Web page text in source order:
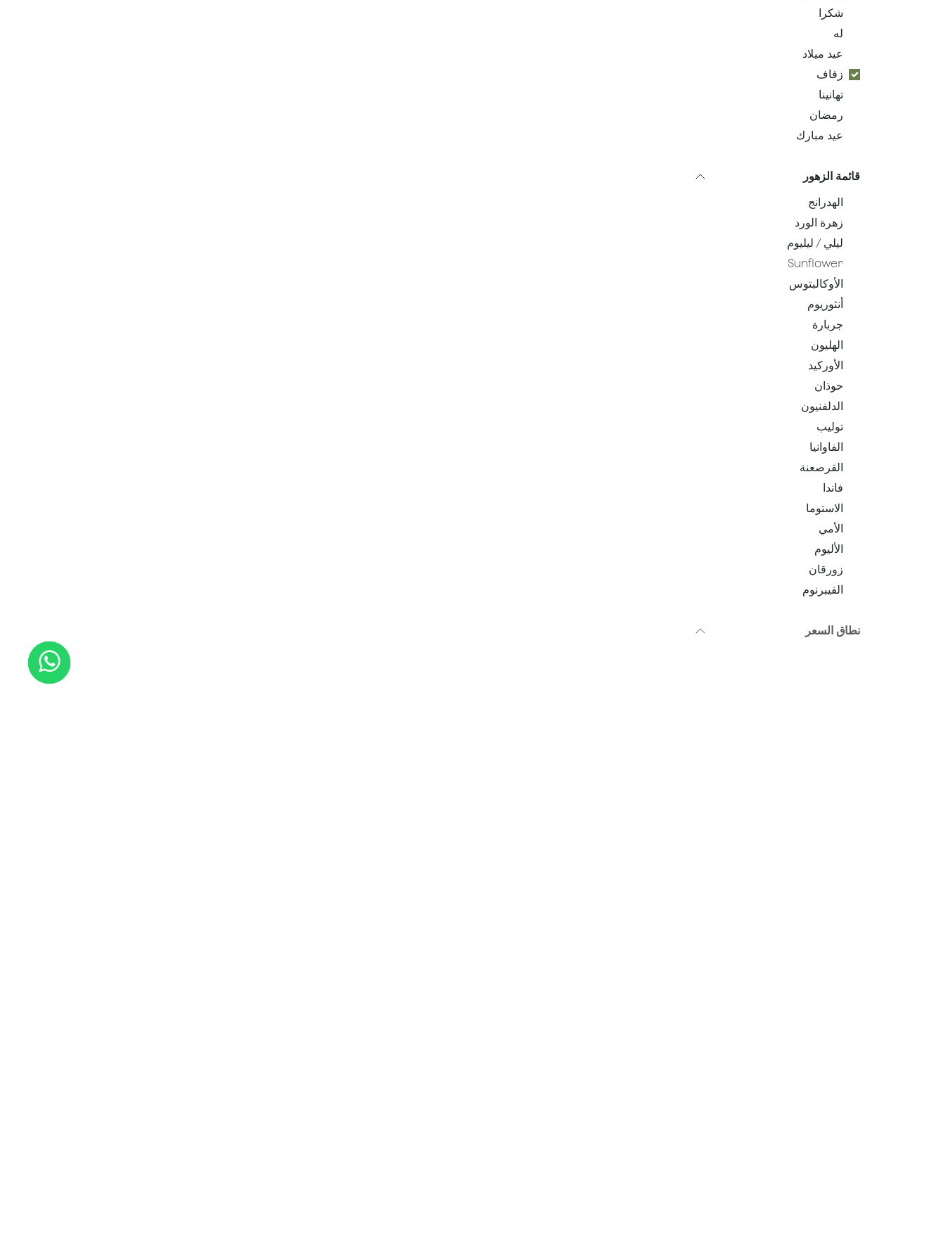
شكرا
له
عيد ميلاد
زفاف
تهانينا
رمضان
عيد مبارك
قائمة الزهور
الهدرانج
زهرة الورد
ليلي / ليليوم
Sunflower
الأوكالبتوس
أنثوريوم
جربارة
الهليون
الأوركيد
حوذان
الدلفنيون
توليب
الفاوانيا
القرصعنة
فاندا
الاستوما
الأمي
الأليوم
زورقان
الفيبرنوم
نطاق السعر